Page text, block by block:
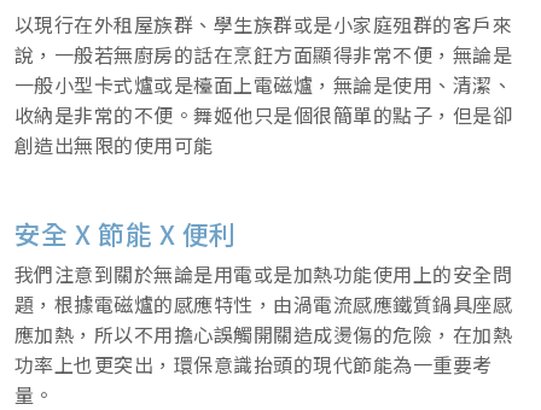
以現行在外租屋族群、學生族群或是小家庭殂群的客戶來
說，一般若無廚房的話在烹飪方面顯得非常不便，無論是
一般小型卡式爐或是檯面上電磁爐，無論是使用、清潔、
收納是非常的不便。舞姬他只是個很簡單的點子，但是卻
創造出無限的使用可能
安全 X 節能 X 便利
我們注意到關於無論是用電或是加熱功能使用上的安全問
題，根據電磁爐的感應特性，由渦電流感應鐵質鍋具座感
應加熱，所以不用擔心誤觸開關造成燙傷的危險，在加熱
功率上也更突出，環保意識抬頭的現代節能為一重要考
量。